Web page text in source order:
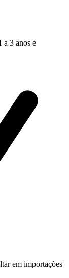
a 3 anos e
em importações